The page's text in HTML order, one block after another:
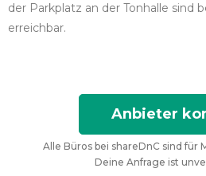
der Parkplatz an der Tonhalle sind
erreichbar.
Anbieter
Alle Büros bei shareDnC sind für
Deine Anfrage ist